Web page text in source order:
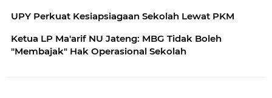
UPY Perkuat Kesiapsiagaan Sekolah Lewat PKM
Ketua LP Ma'arif NU Jateng: MBG Tidak Boleh
"Membajak" Hak Operasional Sekolah